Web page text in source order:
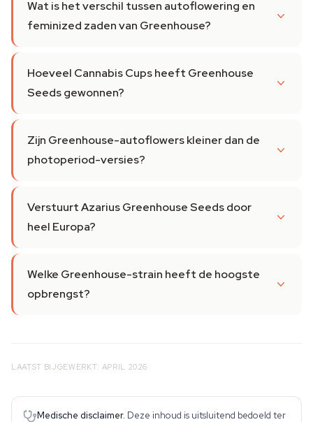
Wat is het verschil tussen autoflowering en
feminized zaden van Greenhouse?
Hoeveel Cannabis Cups heeft Greenhouse
Seeds gewonnen?
Zijn Greenhouse-autoflowers kleiner dan de
photoperiod-versies?
Verstuurt Azarius Greenhouse Seeds door
heel Europa?
Welke Greenhouse-strain heeft de hoogste
opbrengst?
LAATST BIJGEWERKT: APRIL 2026
Medische disclaimer. Deze inhoud is uitsluitend bedoeld ter